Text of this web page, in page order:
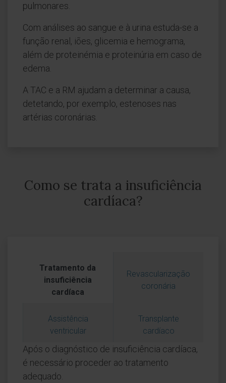
pulmonares.
Com análises ao sangue e à urina estuda-se a
função renal, iões, glicemia e hemograma,
além de proteinémia e proteinúria em caso de
edema.
A TAC e a RM ajudam a determinar a causa,
detetando, por exemplo, estenoses nas
artérias coronárias.
Como se trata a insuficiência
cardíaca?
Tratamento da
insuficiência
cardíaca
Revascularização
coronária
Assistência
ventricular
Transplante
cardíaco
Após o diagnóstico de insuficiência cardíaca,
é necessário proceder ao tratamento
adequado.